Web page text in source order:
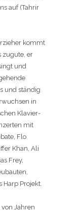
auf (Tahrir
kommt
zugute, er
und
und ständig
in
Klavier-
mit
Flo
Khan, Ali
Frey,
Harp Projekt.
Jahren